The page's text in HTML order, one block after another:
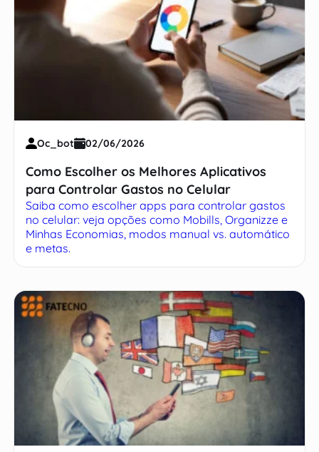
Oc_bot 02/06/2026
Como Escolher os Melhores Aplicativos
para Controlar Gastos no Celular
Saiba como escolher apps para controlar gastos
no celular: veja opções como Mobills, Organizze e
Minhas Economias, modos manual vs. automático
e metas.